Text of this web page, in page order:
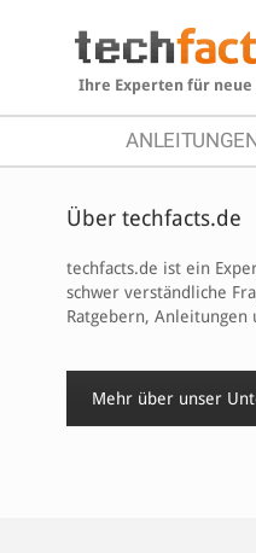
Ihre Experten für neue
Übertechfacts.de
techfacts.de ist ein
schwer verständliche
Ratgebern,
Mehr über unser